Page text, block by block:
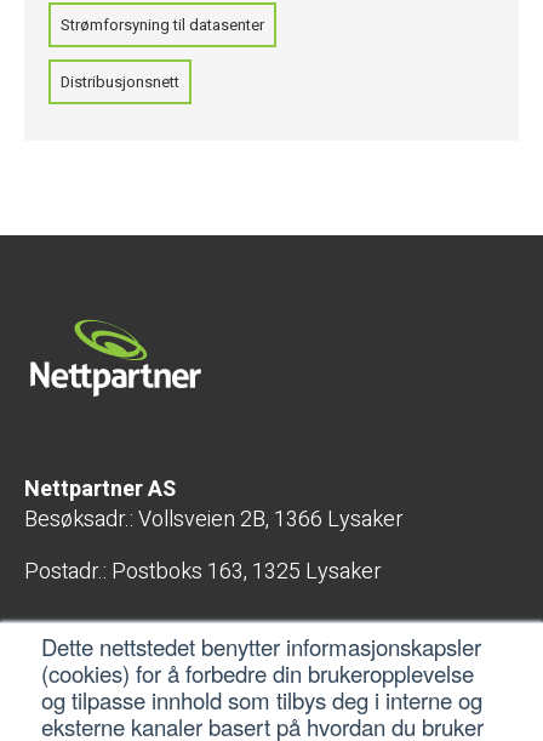
Dette nettstedet benytter informasjonskapsler
(cookies) for å forbedre din brukeropplevelse
og tilpasse innhold som tilbys deg i interne og
eksterne kanaler basert på hvordan du bruker
Strømforsyning til datasenter
Distribusjonsnett
Nettpartner AS
Besøksadr.: Vollsveien 2B, 1366 Lysaker
Postadr.: Postboks 163, 1325 Lysaker
E-post: post@nettpartner.no
Telefon: 400 04 800
Org.nr.: 998 407 567 MVA